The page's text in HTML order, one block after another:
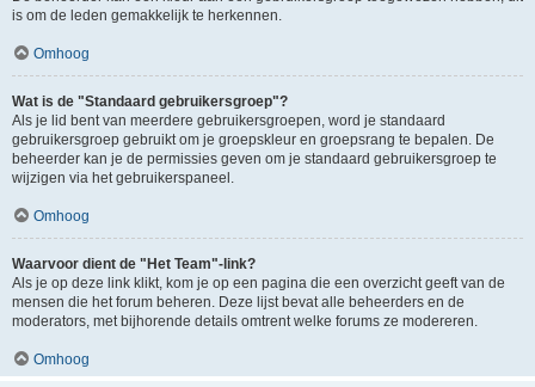
is om de leden gemakkelijk te herkennen.
Omhoog
Wat is de "Standaard gebruikersgroep"?
Als je lid bent van meerdere gebruikersgroepen, word je standaard
gebruikersgroep gebruikt om je groepskleur en groepsrang te bepalen. De
beheerder kan je de permissies geven om je standaard gebruikersgroep te
wijzigen via het gebruikerspaneel.
Omhoog
Waarvoor dient de "Het Team"-link?
Als je op deze link klikt, kom je op een pagina die een overzicht geeft van de
mensen die het forum beheren. Deze lijst bevat alle beheerders en de
moderators, met bijhorende details omtrent welke forums ze modereren.
Omhoog